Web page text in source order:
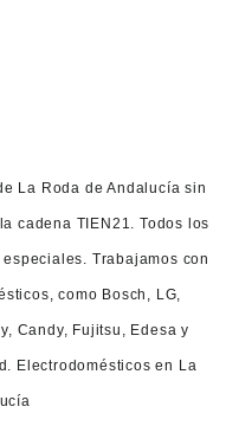
La Roda de Andalucía sin
cadena TIEN21. Todos los
Trabajamos con
como Bosch, LG,
Candy, Fujitsu, Edesa y
Electrodomésticos en La